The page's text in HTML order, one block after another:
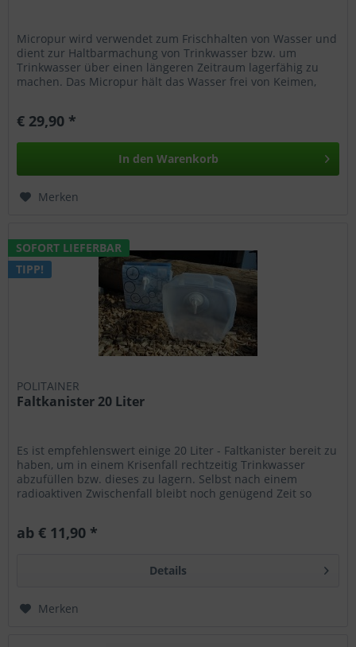
Micropur wird verwendet zum Frischhalten von Wasser und
dient zur Haltbarmachung von Trinkwasser bzw. um
Trinkwasser über einen längeren Zeitraum lagerfähig zu
machen. Das Micropur hält das Wasser frei von Keimen,
€ 29,90 *
In den Warenkorb
Merken
SOFORT LIEFERBAR
TIPP!
POLITAINER
Faltkanister 20 Liter
Es ist empfehlenswert einige 20 Liter - Faltkanister bereit zu
haben, um in einem Krisenfall rechtzeitig Trinkwasser
abzufüllen bzw. dieses zu lagern. Selbst nach einem
radioaktiven Zwischenfall bleibt noch genügend Zeit so
ab € 11,90 *
Details
Merken